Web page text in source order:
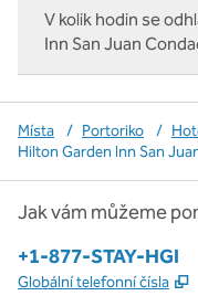
V kolik hodin se
Inn San Juan
Místa / Portoriko /
Hilton Garden Inn San
Jak vám můžeme
Telefon:
+1-877-STAY-HGI
Globální telefonní čísla ,